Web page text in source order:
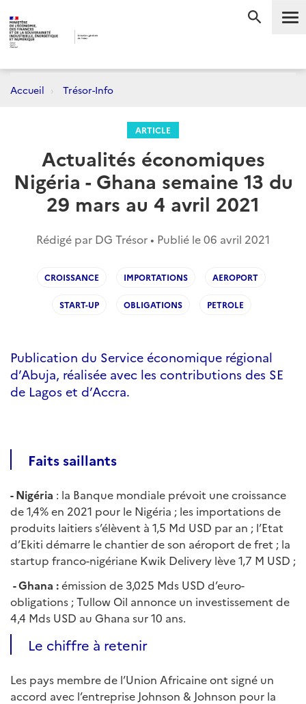
Accueil Trésor-Info
ARTICLE
Actualités économiques
Nigéria - Ghana semaine 13 du
29 mars au 4 avril 2021
Rédigé par DG Trésor • Publié le06 avril 2021
CROISSANCE IMPORTATIONS AEROPORT
START-UP OBLIGATIONS PETROLE
Publication du Service économique régional
d’Abuja, réalisée avec les contributions des SE
de Lagos et d’Accra.
Faits saillants
- Nigéria : la Banque mondiale prévoit une croissance
de 1,4% en 2021 pour le Nigéria ; les importations de
produits laitiers s’élèvent à 1,5 Md USD par an ; l’Etat
d’Ekiti démarre le chantier de son aéroport de fret ; la
startup franco-nigériane Kwik Delivery lève 1,7 M USD ;
- Ghana :émission de 3,025 Mds USD d’euro-
obligations ; Tullow Oil annonce un investissement de
4,4 Mds USD au Ghana sur 10 ans.
Le chiffre à retenir
Les pays membre de l’Union Africaine ont signé un
accord avec l’entreprise Johnson & Johnson pour la